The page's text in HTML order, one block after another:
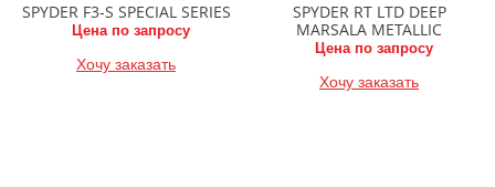
SPYDER F3-S SPECIAL SERIES
Цена по запросу
Хочу заказать
SPYDER RT LTD DEEP
MARSALA METALLIC
Цена по запросу
Хочу заказать